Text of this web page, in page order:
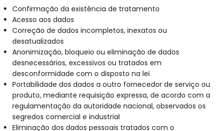
Confirmação da existência de tratamento
Acesso aos dados
Correção de dados incompletos, inexatos ou
desatualizados
Anonimização, bloqueio ou eliminação de dados
desnecessários, excessivos ou tratados em
desconformidade com o disposto na lei
Portabilidade dos dados a outro fornecedor de serviço ou
produto, mediante requisição expressa, de acordo com a
regulamentação da autoridade nacional, observados os
segredos comercial e industrial
Eliminação dos dados pessoais tratados com o